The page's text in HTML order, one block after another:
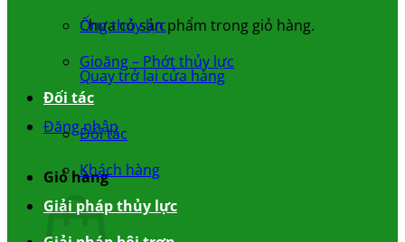
Chưa có sản phẩm trong giỏ hàng.
Quay trở lại cửa hàng
Đăng nhập
Giỏ hàng
Ống thủy lực
Gioăng – Phớt thủy lực
Đối tác
Đối tác
Khách hàng
Giải pháp thủy lực